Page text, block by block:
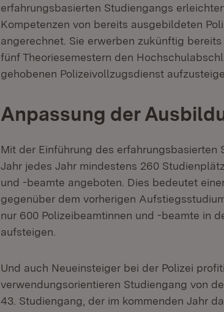
erfahrungsbasierten Studiengangs
Kompetenzen von bereits ausgebildeten
angerechnet. Sie erwerben zukünftig
fünf Theoriesemestern den
gehobenen Polizeivollzugsdienst
Anpassung der
Mit der Einführung des
Jahr jedes Jahr mindestens 260
und -beamte angeboten. Dies bedeutet
gegenüber dem vorherigen
nur 600 Polizeibeamtinnen und -beamte in
aufsteigen.
Und auch Neueinsteiger bei der Polizei
verwendungsorientieren Studiengang von
43. Studiengang, der im kommenden Jahr